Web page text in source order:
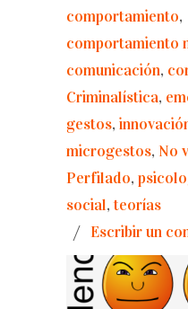
comportamiento,
comportamiento
comunicación,
Criminalística,
gestos,
microgestos, No
Perfilado,
social,teorías
/ Escribir un